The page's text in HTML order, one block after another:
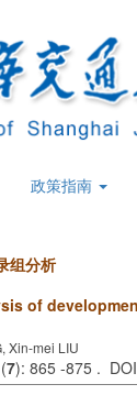
政策指南
组分析
of
Xin-mei LIU
7): 865 -875 .